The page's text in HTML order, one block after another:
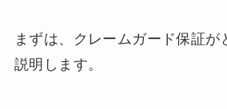
まずは、クレームガード保証が
説明します。